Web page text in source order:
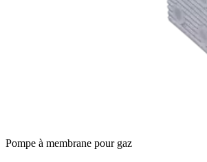
Pompe à membrane pour gaz